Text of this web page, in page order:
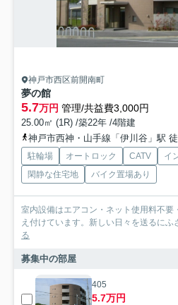
神戸市西区前開南町
夢の館
5.7万円 管理/共益費3,000円
25.00㎡ (1R) /築22年 /4階建
神戸市西神・山手線「伊川谷」駅
駐輪場 オートロック CATV
イ
閑静な住宅地
バイク置場あり
室内設備はエアコン・ネット使用料不要
え付けています。新しい日々を送るにふ
る
募集中の部屋
405
5.7万円